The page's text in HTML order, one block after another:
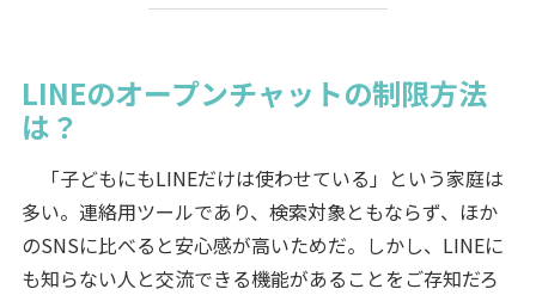
LINEのオープンチャットの制限方法
は？
「子どもにもLINEだけは使わせている」という家庭は
多い。連絡用ツールであり、検索対象ともならず、ほか
のSNSに比べると安心感が高いためだ。しかし、LINEに
も知らない人と交流できる機能があることをご存知だろ